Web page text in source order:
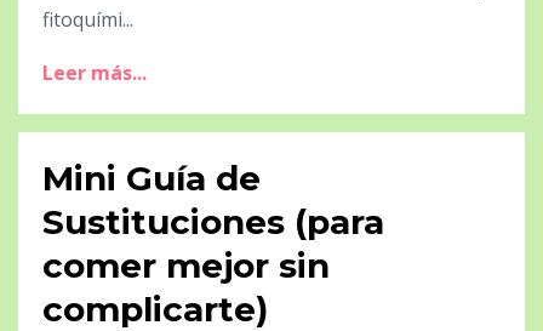
fitoquími...
Leer más...
Mini Guía de
Sustituciones (para
comer mejor sin
complicarte)